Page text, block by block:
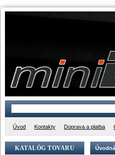
Úvod Kontakty Doprava a platba
KATALÓG TOVARU